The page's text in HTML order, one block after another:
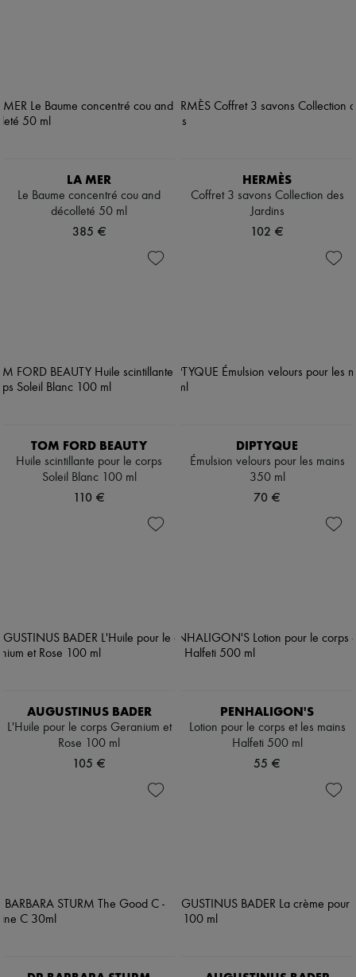
LA MER
Le Baume concentré cou and
décolleté 50 ml
385 €
HERMÈS
Coffret 3 savons Collection des
Jardins
102 €
TOM FORD BEAUTY
Huile scintillante pour le corps
Soleil Blanc 100 ml
110 €
DIPTYQUE
Émulsion velours pour les mains
350 ml
70 €
AUGUSTINUS BADER
L'Huile pour le corps Geranium et
Rose 100 ml
105 €
PENHALIGON'S
Lotion pour le corps et les mains
Halfeti 500 ml
55 €